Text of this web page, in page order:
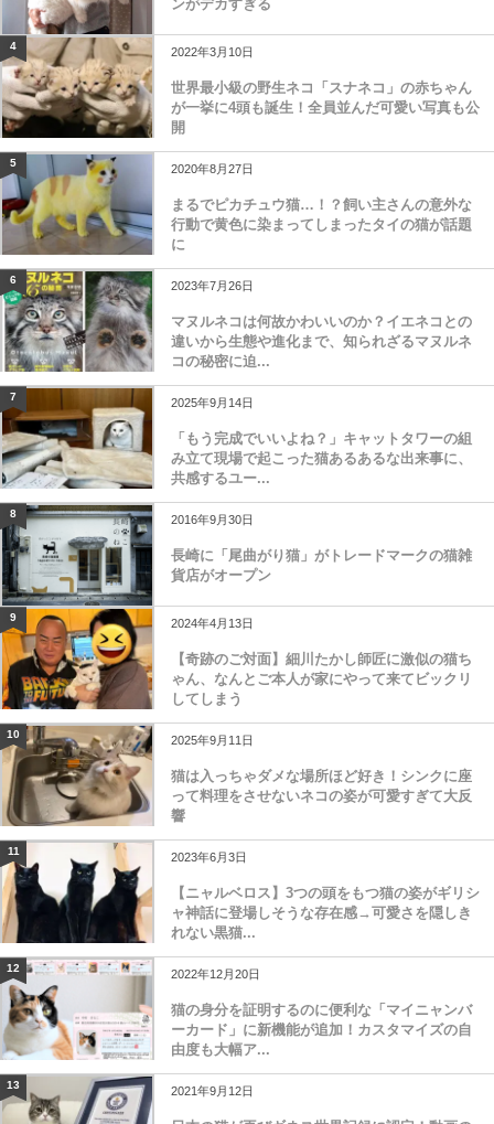
ンがデカすぎる
4 2022年3月10日
世界最小級の野生ネコ「スナネコ」の赤ちゃん
が一挙に4頭も誕生！全員並んだ可愛い写真も公
開
5 2020年8月27日
まるでピカチュウ猫…！？飼い主さんの意外な
行動で黄色に染まってしまったタイの猫が話題
に
6 2023年7月26日
マヌルネコは何故かわいいのか？イエネコとの
違いから生態や進化まで、知られざるマヌルネ
コの秘密に迫...
7 2025年9月14日
「もう完成でいいよね？」キャットタワーの組
み立て現場で起こった猫あるあるな出来事に、
共感するユー...
8 2016年9月30日
長崎に「尾曲がり猫」がトレードマークの猫雑
貨店がオープン
9 2024年4月13日
【奇跡のご対面】細川たかし師匠に激似の猫ち
ゃん、なんとご本人が家にやって来てビックリ
してしまう
10 2025年9月11日
猫は入っちゃダメな場所ほど好き！シンクに座
って料理をさせないネコの姿が可愛すぎて大反
響
11 2023年6月3日
【ニャルベロス】3つの頭をもつ猫の姿がギリシ
ャ神話に登場しそうな存在感→可愛さを隠しき
れない黒猫...
12 2022年12月20日
猫の身分を証明するのに便利な「マイニャンバ
ーカード」に新機能が追加！カスタマイズの自
由度も大幅ア...
13 2021年9月12日